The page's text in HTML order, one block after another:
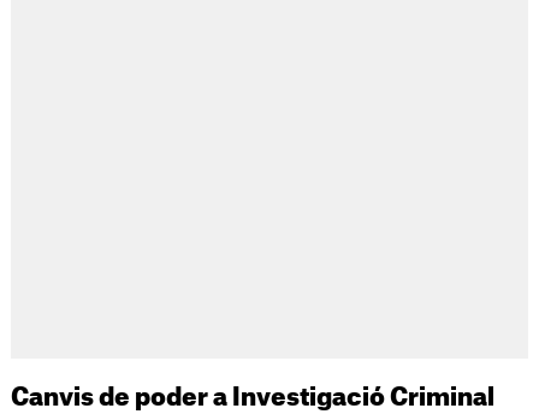
Canvis de poder a Investigació Criminal